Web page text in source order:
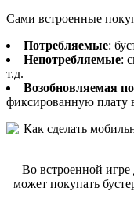
Сами встроенные
Потребляемые:
Непотребляемые:
т.д.
Возобновляемая
фиксированную плату
Во встроенной игре
может покупать